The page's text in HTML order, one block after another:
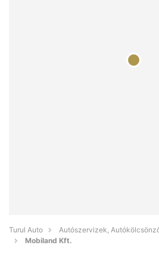
Turul Auto
Autószervizek,
Mobiland Kft.